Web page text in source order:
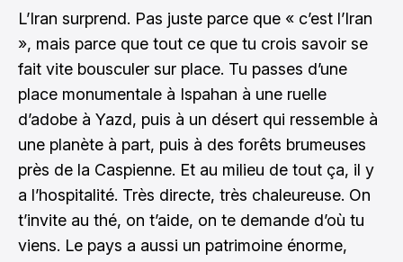
L’Iran surprend. Pas juste parce que « c’est l’Iran
», mais parce que tout ce que tu crois savoir se
fait vite bousculer sur place. Tu passes d’une
place monumentale à Ispahan à une ruelle
d’adobe à Yazd, puis à un désert qui ressemble à
une planète à part, puis à des forêts brumeuses
près de la Caspienne. Et au milieu de tout ça, il y
a l’hospitalité. Très directe, très chaleureuse. On
t’invite au thé, on t’aide, on te demande d’où tu
viens. Le pays a aussi un patrimoine énorme,